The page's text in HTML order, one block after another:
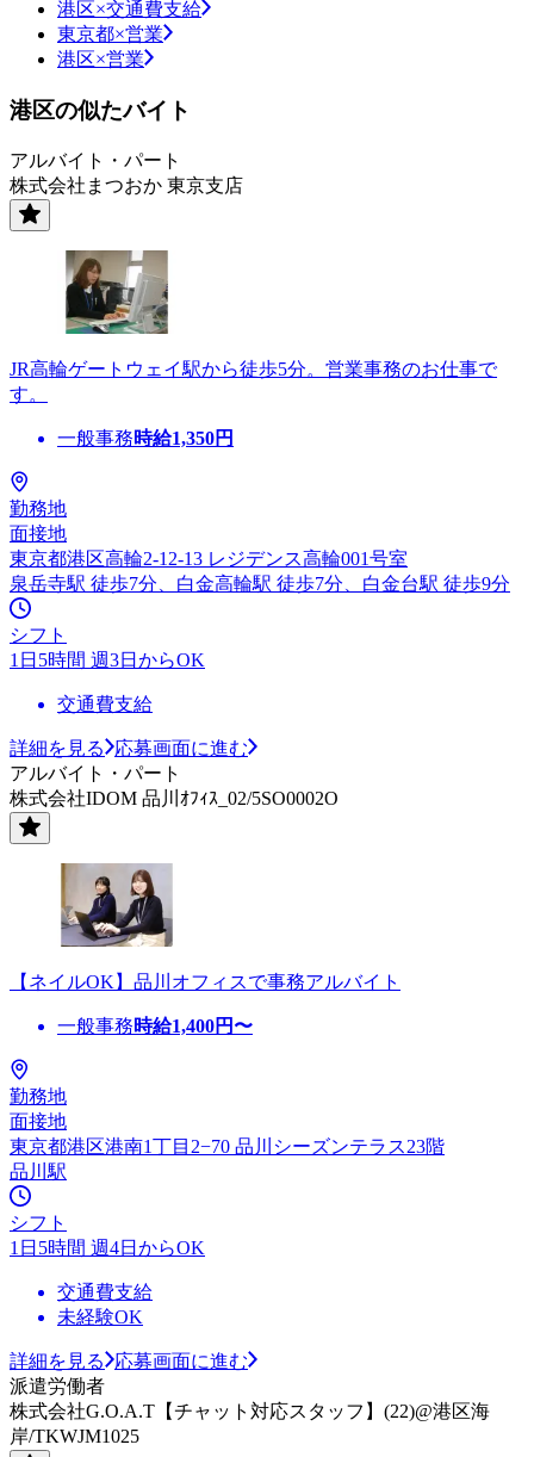
港区×交通費支給
東京都×営業
港区×営業
港区の似たバイト
アルバイト・パート
株式会社まつおか 東京支店
JR高輪ゲートウェイ駅から徒歩5分。営業事務のお仕事で
す。
一般事務時給1,350円
勤務地
面接地
東京都港区高輪2-12-13 レジデンス高輪001号室
泉岳寺駅 徒歩7分、白金高輪駅 徒歩7分、白金台駅 徒歩9分
シフト
1日5時間 週3日からOK
交通費支給
詳細を見る
応募画面に進む
アルバイト・パート
株式会社IDOM 品川ｵﾌｨｽ_02/5SO0002O
【ネイルOK】品川オフィスで事務アルバイト
一般事務時給1,400円〜
勤務地
面接地
東京都港区港南1丁目2−70 品川シーズンテラス23階
品川駅
シフト
1日5時間 週4日からOK
交通費支給
未経験OK
詳細を見る
応募画面に進む
派遣労働者
株式会社G.O.A.T【チャット対応スタッフ】(22)@港区海
岸/TKWJM1025